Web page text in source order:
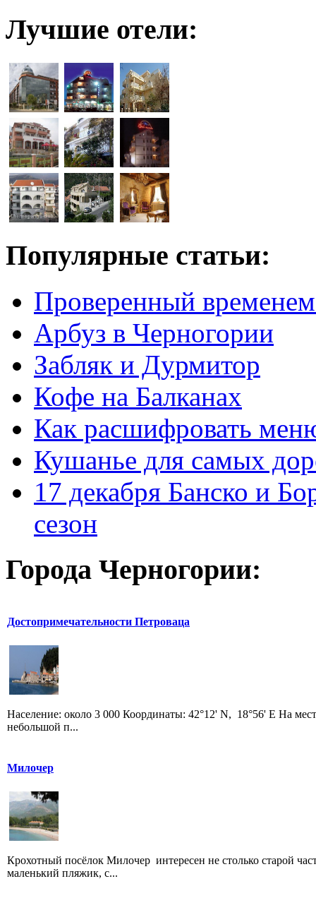
Лучшие отели:
Популярные статьи:
Проверенный временем
Арбуз в Черногории
Забляк и Дурмитор
Кофе на Балканах
Как расшифровать
Кушанье для самых
17 декабря Банско и
сезон
Города Черногории:
Достопримечательности Петроваца
Население: около 3 000 Координаты: 42°12' N, 18°56' E На
небольшой п...
Милочер
Крохотный посёлок Милочер интересен не столько старой
маленький пляжик, с...